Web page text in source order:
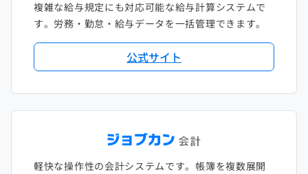
複雑な給与規定にも対応可能な給与計算システムで
す。労務・勤怠・給与データを一括管理できます。
公式サイト
軽快な操作性の会計システムです。帳簿を複数展開